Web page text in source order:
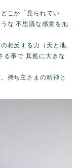
こか「見られてい
な 不思議な感覚を抱
相反する力（天と地,
る事で 其処に大きな
持ち主さまの精神と